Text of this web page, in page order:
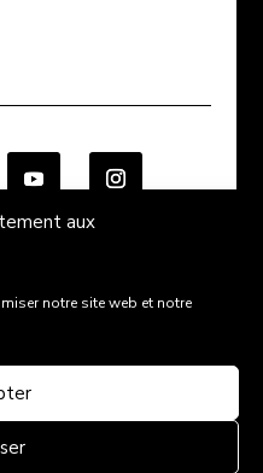
aux
notre site web et notre
de vente